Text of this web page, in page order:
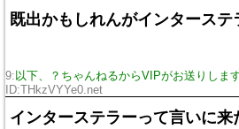
既出かもしれんがインターステ
9: 以下、？ちゃんねるからVIPがお送りしま
ID:THkzVYYe0.net
インターステラーって言いに来